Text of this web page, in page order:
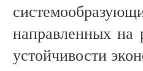
направленных на
устойчивости